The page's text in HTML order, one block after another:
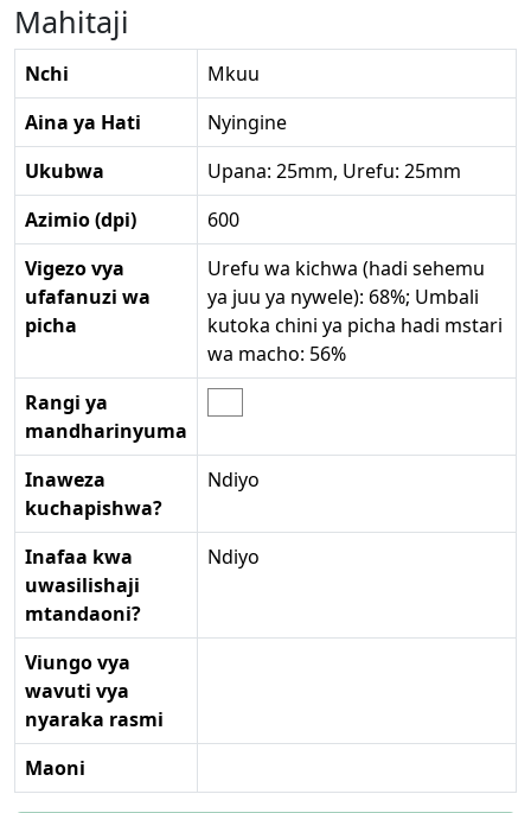
Mahitaji
Nchi
Mkuu
Aina ya Hati
Nyingine
Ukubwa
Upana: 25mm, Urefu: 25mm
Azimio (dpi)
600
Vigezo vya
ufafanuzi wa
picha
Urefu wa kichwa (hadi sehemu
ya juu ya nywele): 68%; Umbali
kutoka chini ya picha hadi mstari
wa macho: 56%
Rangi ya
mandharinyuma
Inaweza
kuchapishwa?
Ndiyo
Inafaa kwa
uwasilishaji
mtandaoni?
Ndiyo
Viungo vya
wavuti vya
nyaraka rasmi
Maoni